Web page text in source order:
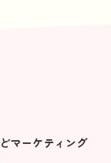
マーケティング